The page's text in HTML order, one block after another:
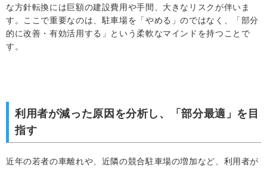
な方針転換には巨額の建設費用や手間、大きなリスクが伴いま
す。ここで重要なのは、駐車場を「やめる」のではなく、「部分
的に改善・有効活用する」という柔軟なマインドを持つことで
す。
利用者が減った原因を分析し、「部分最適」を目
指す
近年の若者の車離れや、近隣の競合駐車場の増加など、利用者が